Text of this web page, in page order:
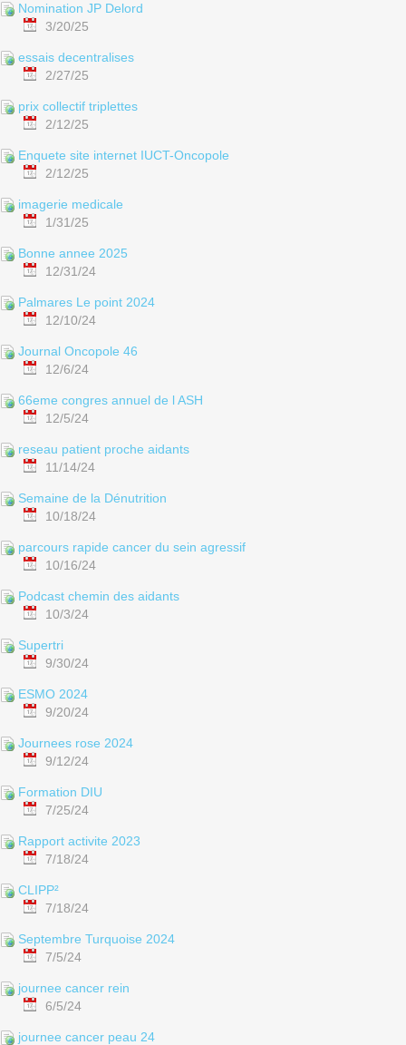
Nomination JP Delord
3/20/25
essais decentralises
2/27/25
prix collectif triplettes
2/12/25
Enquete site internet IUCT-Oncopole
2/12/25
imagerie medicale
1/31/25
Bonne annee 2025
12/31/24
Palmares Le point 2024
12/10/24
Journal Oncopole 46
12/6/24
66eme congres annuel de l ASH
12/5/24
reseau patient proche aidants
11/14/24
Semaine de la Dénutrition
10/18/24
parcours rapide cancer du sein agressif
10/16/24
Podcast chemin des aidants
10/3/24
Supertri
9/30/24
ESMO 2024
9/20/24
Journees rose 2024
9/12/24
Formation DIU
7/25/24
Rapport activite 2023
7/18/24
CLIPP²
7/18/24
Septembre Turquoise 2024
7/5/24
journee cancer rein
6/5/24
journee cancer peau 24